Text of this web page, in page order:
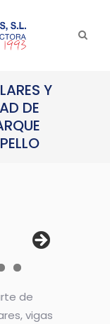
Y
DE
de
vigas